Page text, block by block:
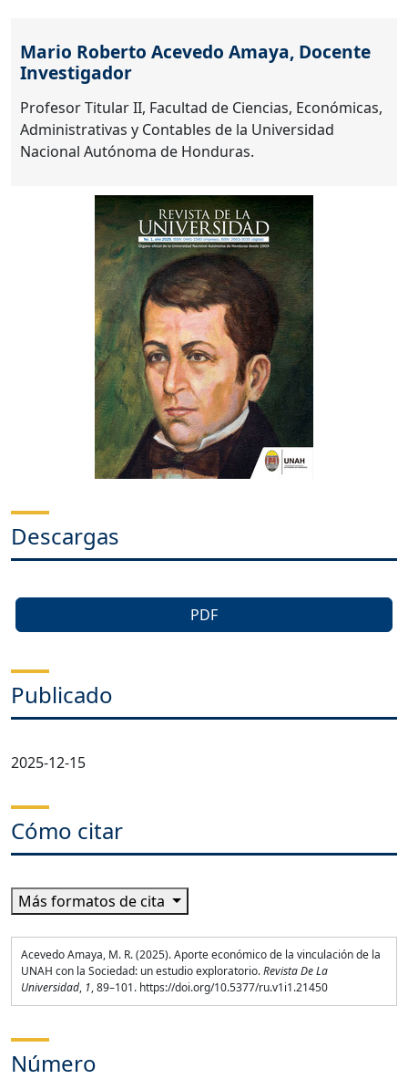
Mario Roberto Acevedo Amaya, Docente
Investigador
Profesor Titular II, Facultad de Ciencias, Económicas,
Administrativas y Contables de la Universidad
Nacional Autónoma de Honduras.
Descargas
PDF
Publicado
2025-12-15
Cómo citar
Más formatos de cita
Acevedo Amaya, M. R. (2025). Aporte económico de la vinculación de la
UNAH con la Sociedad: un estudio exploratorio.Revista De La
Universidad, 1, 89–101. https://doi.org/10.5377/ru.v1i1.21450
Número